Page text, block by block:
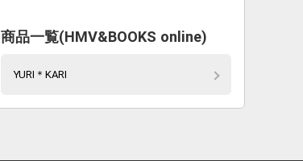
商品一覧(HMV&BOOKS online)
YURI＊KARI